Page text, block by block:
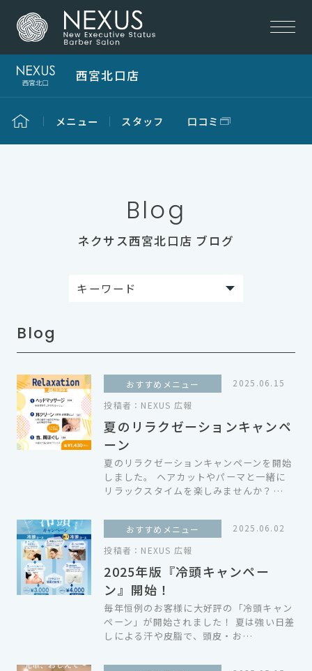
Blog
ネクサス西宮北口店 ブログ
Blog
おすすめメニュー
2025.06.15
投稿者： NEXUS 広報
夏のリラクゼーションキャンペ
ーン
夏のリラクゼーションキャンペーンを開始
しました。 ヘアカットやパーマと一緒に
リラックスタイムを楽しみませんか？…
おすすめメニュー
2025.06.02
投稿者： NEXUS 広報
2025年版『冷頭キャンペー
ン』開始！
毎年恒例のお客様に大好評の「冷頭キャン
ペーン」が開始されました！ 夏は強い日差
しによる汗や皮脂で、頭皮・お…
西宮北口店
メニュー スタッフ 口コミ